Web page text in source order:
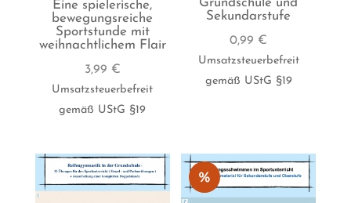
Eine spielerische,
bewegungsreiche
Sportstunde mit
weihnachtlichem Flair
3,99 €
Umsatzsteuerbefreit
gemäß UStG §19
Grundschule und
Sekundarstufe
0,99 €
Umsatzsteuerbefreit
gemäß UStG §19
%